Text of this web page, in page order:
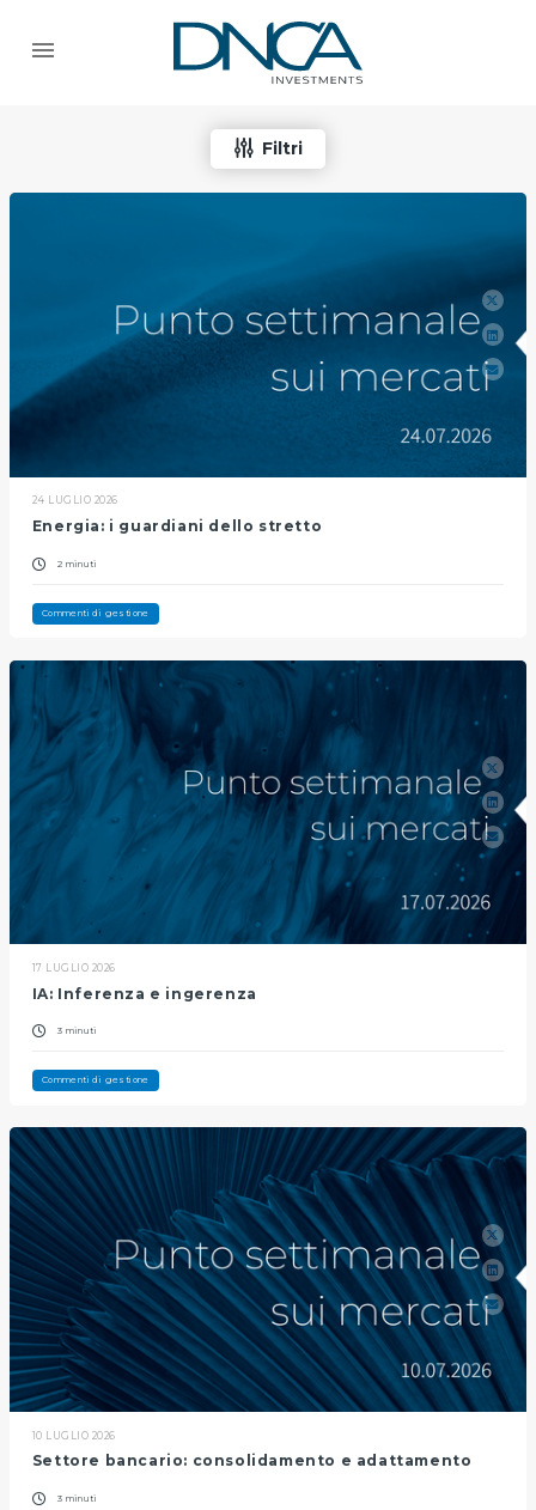
Filtri
24 LUGLIO 2026
Energia: i guardiani dello stretto
2 minuti
Commenti di gestione
17 LUGLIO 2026
IA: Inferenza e ingerenza
3 minuti
Commenti di gestione
10 LUGLIO 2026
Settore bancario: consolidamento e adattamento
3 minuti